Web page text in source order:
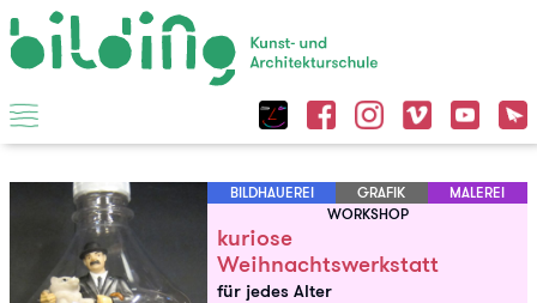
BILDHAUEREI GRAFIK
MALEREI
WORKSHOP
kuriose
Weihnachtswerkstatt
für jedes Alter